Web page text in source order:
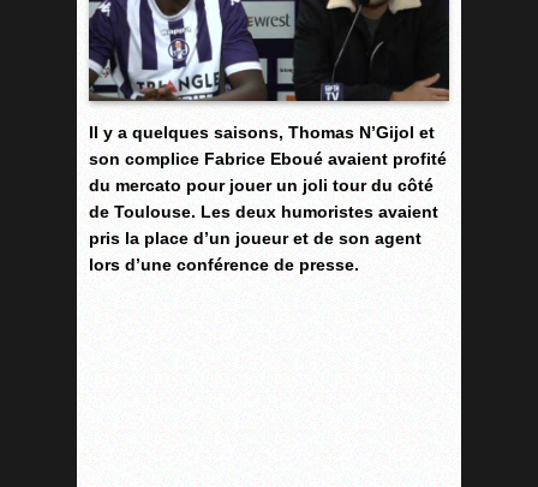
Il y a quelques saisons, Thomas N’Gijol et
son complice Fabrice Eboué avaient profité
du mercato pour jouer un joli tour du côté
de Toulouse. Les deux humoristes avaient
pris la place d’un joueur et de son agent
lors d’une conférence de presse.